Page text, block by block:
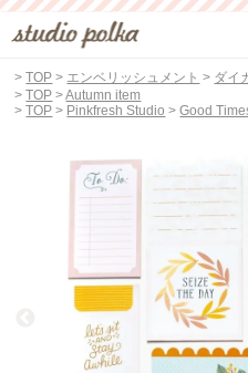
>TOP > エンベリッシュメント > ダイ
>TOP >Autumn item
>TOP > Pinkfresh Studio >Good